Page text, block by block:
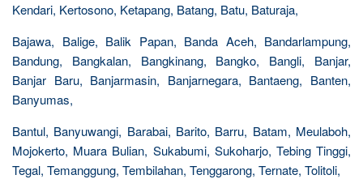
Kendari, Kertosono, Ketapang, Batang, Batu, Baturaja,
Bajawa, Balige, Balik Papan, Banda Aceh, Bandarlampung,
Bandung, Bangkalan, Bangkinang, Bangko, Bangli, Banjar,
Banjar Baru, Banjarmasin, Banjarnegara, Bantaeng, Banten,
Banyumas,
Bantul, Banyuwangi, Barabai, Barito, Barru, Batam, Meulaboh,
Mojokerto, Muara Bulian, Sukabumi, Sukoharjo, Tebing Tinggi,
Tegal, Temanggung, Tembilahan, Tenggarong, Ternate, Tolitoli,